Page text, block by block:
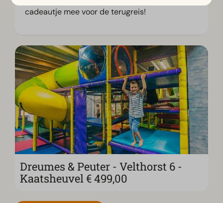
cadeautje mee voor de terugreis!
Dreumes & Peuter - Velthorst 6 -
Kaatsheuvel € 499,00